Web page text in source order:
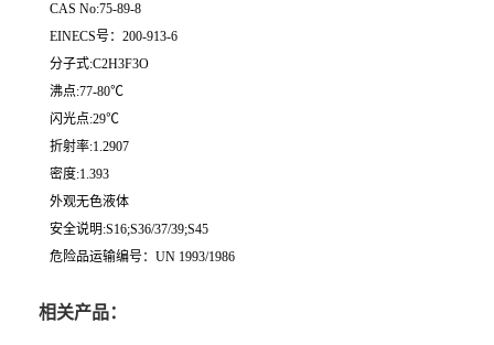
CAS No:75-89-8
EINECS号：200-913-6
分子式:C2H3F3O
沸点:77-80℃
闪光点:29℃
折射率:1.2907
密度:1.393
外观无色液体
安全说明:S16;S36/37/39;S45
危险品运输编号：UN 1993/1986
相关产品：